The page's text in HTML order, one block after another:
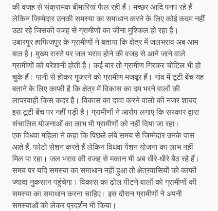
की वजह से संक्रामक बीमारियां फैल रही हैं। मच्छर आदि पनप रहे हैं
लेकिन जिम्मेदार उनकी समस्या का समाधान करने के लिए कोई कदम नहीं
उठा रहे जिसकी वजह से ग्रामीणों का जीना मुश्किल हो रहा है।
उबारपुर हाफिजपुर के ग्रामीणों ने बताया कि क्षेत्र में जलभराव अब आम
बात है। मुख्य रास्ते पर जल भराव होने की वजह से आने जाने वाले
ग्रामीणों को परेशानी होती है। कई बार तो ग्रामीण गिरकर चोटिल भी हो
चुके हैं। पानी से होकर गुजरने को ग्रामीण मजबूर हैं। गांव में टूटी बेंच यह
बताने के लिए काफी है कि क्षेत्र में विकास का दम भरने वालों की
लापरवाही किस कदर है। विकास का दावा करने वालों की नजर शायद
इस टूटी बेंच पर नहीं पड़ी है। ग्रामीणों ने आरोप लगाए कि सरकार द्वारा
संचालित योजनाओं का लाभ भी ग्रामीणों को नहीं दिया जा रहा।
एक विधवा महिला ने कहा कि पिछले लंबे समय से जिम्मेदार उनके पास
आते हैं, फोटो सेशन करते हैं लेकिन विधवा पेंशन योजना का लाभ नहीं
मिल पा रहा। जल भराव की वजह से मकान भी अब धीरे-धीरे बैठ रहे हैं।
समय पर यदि समस्या का समाधान नहीं हुआ तो क्षेत्रवासियों को काफी
ज्यादा नुकसान पहुंचेगा। विकास का ढोल पीटने वालों को ग्रामीणों की
समस्या का समाधान करना चाहिए। इस दौरान ग्रामीणों ने अपनी
समस्याओं को लेकर प्रदर्शन भी किया।